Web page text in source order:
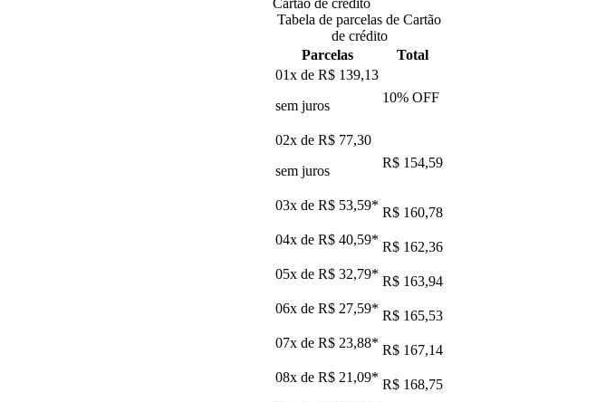
Tabela de parcelas de Cartão
de crédito
Parcelas
Total
01x de R$ 139,13
sem juros
10% OFF
02x de R$ 77,30
sem juros
R$ 154,59
03x de R$ 53,59* R$ 160,78
04x de R$ 40,59* R$ 162,36
05x de R$ 32,79* R$ 163,94
06x de R$ 27,59* R$ 165,53
07x de R$ 23,88* R$ 167,14
08x de R$ 21,09* R$ 168,75